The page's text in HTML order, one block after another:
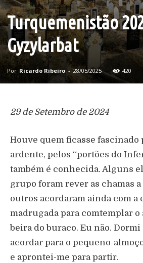
Turquemenistão
Gyzylarbat
Por Ricardo Ribeiro - 28/05/2025 420
29 de Setembro de 2024
Houve quem ficasse fascinado
ardente, pelos “portões do
também é conhecida. Alguns
grupo foram rever as chamas
outros acordaram ainda com a
madrugada para comtemplar o
beira do buraco. Eu não. Dormi
acordar para o pequeno-
e aprontei-me para partir.